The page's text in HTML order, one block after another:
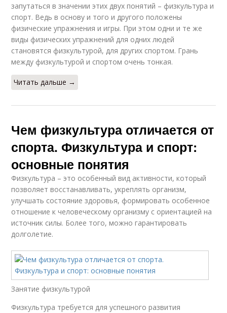
запутаться в значении этих двух понятий – физкультура и
спорт. Ведь в основу и того и другого положены
физические упражнения и игры. При этом одни и те же
виды физических упражнений для одних людей
становятся физкультурой, для других спортом. Грань
между физкультурой и спортом очень тонкая.
Читать дальше →
Чем физкультура отличается от
спорта. Физкультура и спорт:
основные понятия
Физкультура – это особенный вид активности, который
позволяет восстанавливать, укреплять организм,
улучшать состояние здоровья, формировать особенное
отношение к человеческому организму с ориентацией на
источник силы. Более того, можно гарантировать
долголетие.
Занятие физкультурой
Физкультура требуется для успешного развития